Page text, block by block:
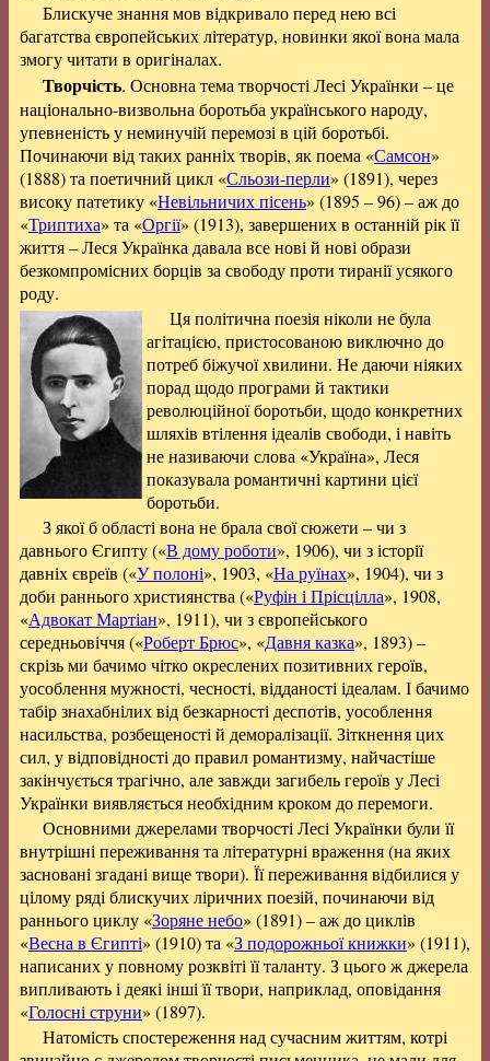
Блискуче знання мов відкривало перед нею всі
багатства європейських літератур, новинки якої вона мала
змогу читати в оригіналах.
Творчість. Основна тема творчості Лесі Українки – це
національно-визвольна боротьба українського народу,
упевненість у неминучій перемозі в цій боротьбі.
Починаючи від таких ранніх творів, як поема «Самсон»
(1888) та поетичний цикл «Сльози-перли» (1891), через
високу патетику «Невільничих пісень» (1895 – 96) – аж до
«Триптиха» та «Оргії» (1913), завершених в останній рік її
життя – Леся Українка давала все нові й нові образи
безкомпромісних борців за свободу проти тиранії усякого
роду.
Ця політична поезія ніколи не була
агітацією, пристосованою виключно до
потреб біжучої хвилини. Не даючи ніяких
порад щодо програми й тактики
революційної боротьби, щодо конкретних
шляхів втілення ідеалів свободи, і навіть
не називаючи слова «Україна», Леся
показувала романтичні картини цієї
боротьби.
З якої б області вона не брала свої сюжети – чи з
давнього Єгипту («В дому роботи», 1906), чи з історії
давніх євреїв («У полоні», 1903, «На руїнах», 1904), чи з
доби раннього християнства («Руфін і Прісцілла», 1908,
«Адвокат Мартіан», 1911), чи з європейського
середньовіччя («Роберт Брюс», «Давня казка», 1893) –
скрізь ми бачимо чітко окреслених позитивних героїв,
уособлення мужності, чесності, відданості ідеалам. І бачимо
табір знахабнілих від безкарності деспотів, уособлення
насильства, розбещеності й деморалізації. Зіткнення цих
сил, у відповідності до правил романтизму, найчастіше
закінчується трагічно, але завжди загибель героїв у Лесі
Українки виявляється необхідним кроком до перемоги.
Основними джерелами творчості Лесі Українки були її
внутрішні переживання та літературні враження (на яких
засновані згадані вище твори). Її переживання відбилися у
цілому ряді блискучих ліричних поезій, починаючи від
раннього циклу «Зоряне небо» (1891) – аж до циклів
«Весна в Єгипті» (1910) та «З подорожньої книжки» (1911),
написаних у повному розквіті її таланту. З цього ж джерела
випливають і деякі інші її твори, наприклад, оповідання
«Голосні струни» (1897).
Натомість спостереження над сучасним життям, котрі